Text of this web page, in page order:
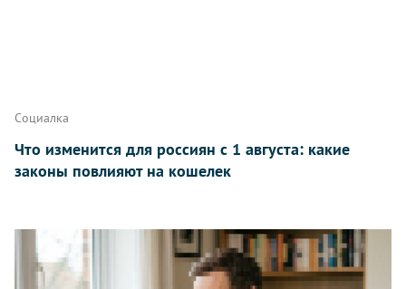
Социалка
Что изменится для россиян с 1 августа: какие
законы повлияют на кошелек